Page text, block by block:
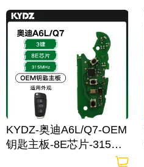
KYDZ-奥迪A6L/Q7-OEM
钥匙主板-8E芯片-315MH